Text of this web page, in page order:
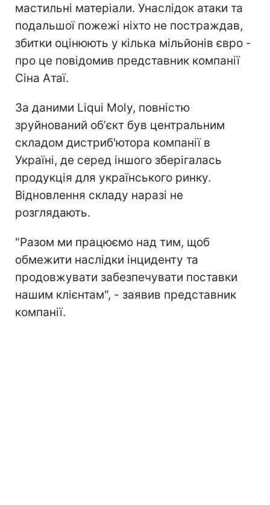
мастильні матеріали. Унаслідок атаки та
подальшої пожежі ніхто не постраждав,
збитки оцінюють у кілька мільйонів євро -
про це повідомив представник компанії
Сіна Атаї.
За даними Liqui Moly, повністю
зруйнований обʼєкт був центральним
складом дистриб'ютора компанії в
Україні, де серед іншого зберігалась
продукція для українського ринку.
Відновлення складу наразі не
розглядають.
"Разом ми працюємо над тим, щоб
обмежити наслідки інциденту та
продовжувати забезпечувати поставки
нашим клієнтам", - заявив представник
компанії.